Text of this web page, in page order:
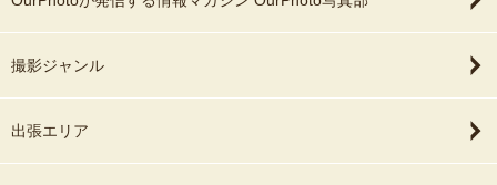
撮影ジャンル
出張エリア